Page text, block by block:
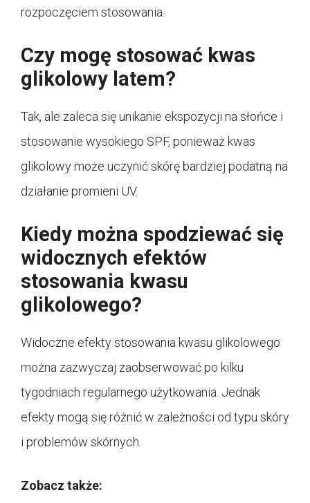
rozpoczęciem stosowania.
Czy mogę stosować kwas
glikolowy latem?
Tak, ale zaleca się unikanie ekspozycji na słońce i
stosowanie wysokiego SPF, ponieważ kwas
glikolowy może uczynić skórę bardziej podatną na
działanie promieni UV.
Kiedy można spodziewać się
widocznych efektów
stosowania kwasu
glikolowego?
Widoczne efekty stosowania kwasu glikolowego
można zazwyczaj zaobserwować po kilku
tygodniach regularnego użytkowania. Jednak
efekty mogą się różnić w zależności od typu skóry
i problemów skórnych.
Zobacz także: